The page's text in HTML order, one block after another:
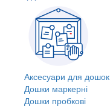
Аксесуари для дошок
Дошки маркерні
Дошки пробкові